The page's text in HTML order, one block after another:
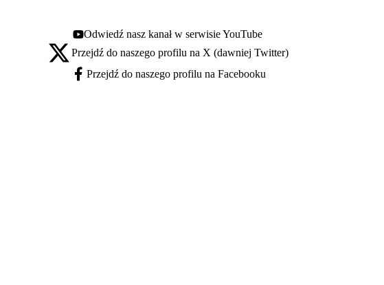
Youtube - otwiera się w nowej karcie
Odwiedź nasz kanał w serwisie YouTube
X - otwiera się w nowej karcie
Przejdź do naszego profilu na X (dawniej Twitter)
Facebook - otwiera się w nowej karcie
Przejdź do naszego profilu na Facebooku